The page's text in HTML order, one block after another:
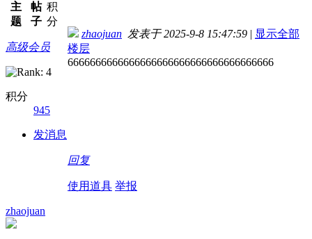
主
题
帖
子
积
分
高级会员
积分
945
发消息
zhaojuan 发表于 2025-9-8 15:47:59 | 显示全部
楼层
6666666666666666666666666666666666666
回复
使用道具 举报
zhaojuan